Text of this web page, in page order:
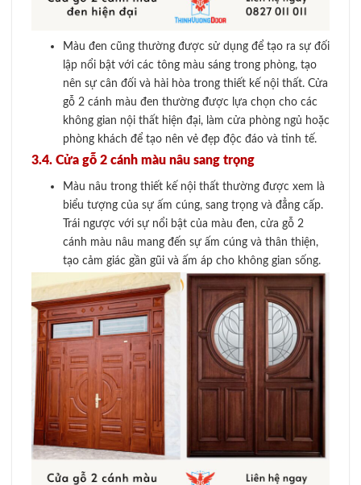
Màu đen cũng thường được sử dụng để tạo ra sự đối
lập nổi bật với các tông màu sáng trong phòng, tạo
nên sự cân đối và hài hòa trong thiết kế nội thất. Cửa
gỗ 2 cánh màu đen thường được lựa chọn cho các
không gian nội thất hiện đại, làm cửa phòng ngủ hoặc
phòng khách để tạo nên vẻ đẹp độc đáo và tinh tế.
3.4. Cửa gỗ 2 cánh màu nâu sang trọng
Màu nâu trong thiết kế nội thất thường được xem là
biểu tượng của sự ấm cúng, sang trọng và đẳng cấp.
Trái ngược với sự nổi bật của màu đen, cửa gỗ 2
cánh màu nâu mang đến sự ấm cúng và thân thiện,
tạo cảm giác gần gũi và ấm áp cho không gian sống.